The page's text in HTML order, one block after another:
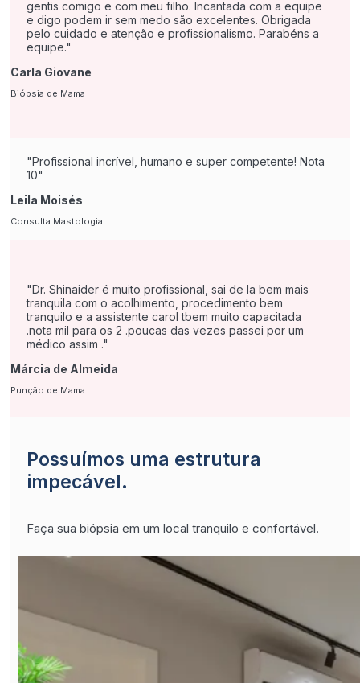
gentis comigo e com meu filho. Incantada com a equipe
e digo podem ir sem medo são excelentes. Obrigada
pelo cuidado e atenção e profissionalismo. Parabéns a
equipe.
Carla Giovane
Biópsia de Mama
Profissional incrível, humano e super competente! Nota
10
Leila Moisés
Consulta Mastologia
Dr. Shinaider é muito profissional, sai de la bem mais
tranquila com o acolhimento, procedimento bem
tranquilo e a assistente carol tbem muito capacitada
.nota mil para os 2 .poucas das vezes passei por um
médico assim .
Márcia de Almeida
Punção de Mama
Possuímos uma estrutura
impecável.
Faça sua biópsia em um local tranquilo e confortável.